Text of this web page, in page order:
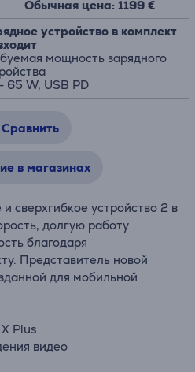
Обычная цена: 1199 €
устройство в комплект
мощность зарядного
65 W, USB PD
Сравнить
в магазинах
сверхгибкое устройство 2 в
долгую работу
благодаря
Представитель новой
для мобильной
Plus
видео